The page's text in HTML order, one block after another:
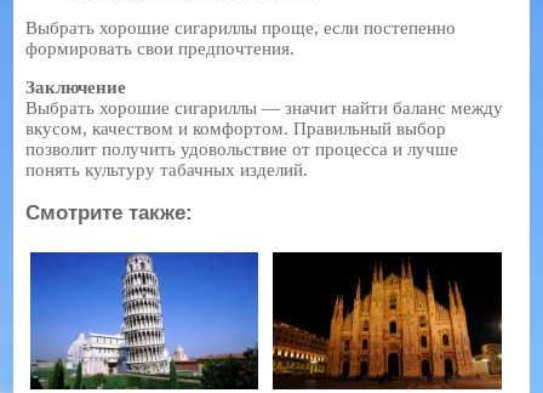
Выбрать хорошие сигариллы проще, если постепенно
формировать свои предпочтения.
Заключение
Выбрать хорошие сигариллы — значит найти баланс между
вкусом, качеством и комфортом. Правильный выбор
позволит получить удовольствие от процесса и лучше
понять культуру табачных изделий.
Смотрите также: